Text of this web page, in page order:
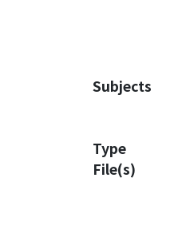
Subjects
Type
File(s)